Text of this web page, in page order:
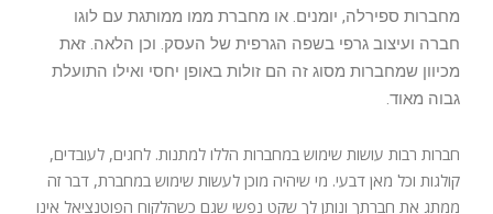
מחברות ספירלה, יומנים. או מחברת ממו ממותגת עם לוגו
חברה ועיצוב גרפי בשפה הגרפית של העסק. וכן הלאה. זאת
מכיוון שמחברות מסוג זה הם זולות באופן יחסי ואילו התועלת
גבוה מאוד.
חברות רבות עושות שימוש במחברות הללו למתנות. לחגים, לעובדים,
קולגות וכל מאן דבעי. מי שיהיה מוכן לעשות שימוש במחברת, דבר זה
ממתג את חברתך ונותן לך שקט נפשי שגם כשהלקוח הפוטנציאל אינו